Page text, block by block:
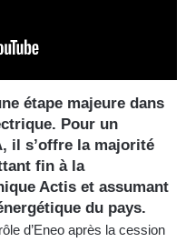
étape majeure dans
Pour un
il s’offre la majorité
fin à la
Actis et assumant
du pays.
d’Eneo après la cession